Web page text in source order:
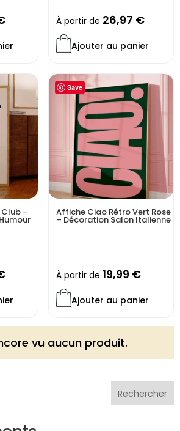
À partir de 26,97 €
Ajouter au panier
–
Save
Affiche Ciao Rétro Vert Rose
– Décoration Salon Italienne
À partir de 19,99 €
Ajouter au panier
vu aucun produit.
Rechercher